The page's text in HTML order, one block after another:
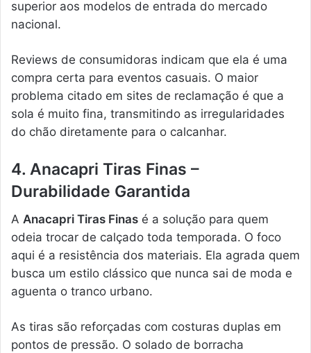
superior aos modelos de entrada do mercado
nacional.
Reviews de consumidoras indicam que ela é uma
compra certa para eventos casuais. O maior
problema citado em sites de reclamação é que a
sola é muito fina, transmitindo as irregularidades
do chão diretamente para o calcanhar.
4. Anacapri Tiras Finas –
Durabilidade Garantida
A Anacapri Tiras Finas é a solução para quem
odeia trocar de calçado toda temporada. O foco
aqui é a resistência dos materiais. Ela agrada quem
busca um estilo clássico que nunca sai de moda e
aguenta o tranco urbano.
As tiras são reforçadas com costuras duplas em
pontos de pressão. O solado de borracha